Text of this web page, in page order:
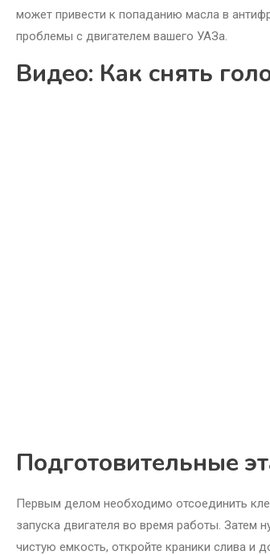
может привести к попаданию масла в
проблемы с двигателем вашего УАЗа.
Видео: Как снять
Подготовительные
Первым делом необходимо отсоединить
запуска двигателя во время работы.
чистую емкость, откройте краники слива и